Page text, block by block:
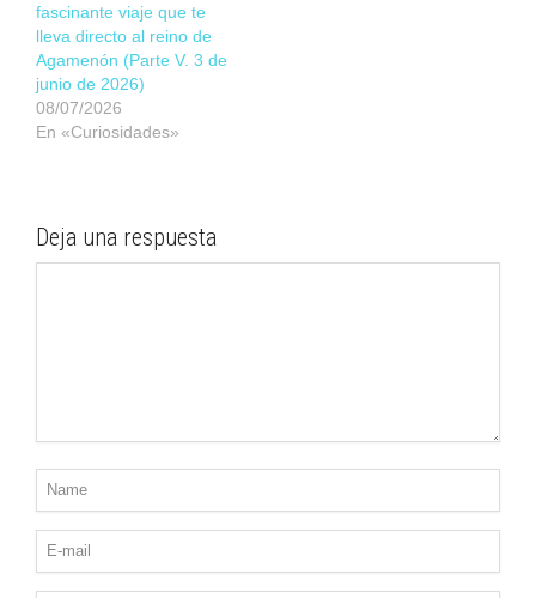
fascinante viaje que te
lleva directo al reino de
Agamenón (Parte V. 3 de
junio de 2026)
08/07/2026
En «Curiosidades»
Deja una respuesta